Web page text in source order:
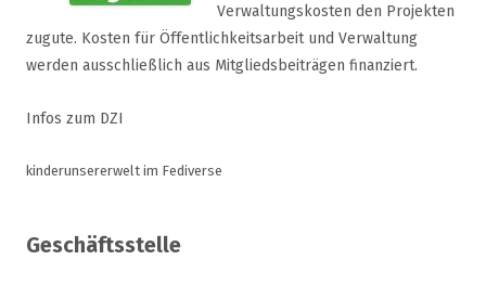
Verwaltungskosten den Projekten
zugute. Kosten für Öffentlichkeitsarbeit und Verwaltung
werden ausschließlich aus Mitgliedsbeiträgen finanziert.
Infos zum DZI
kinderunsererwelt im Fediverse
Geschäftsstelle